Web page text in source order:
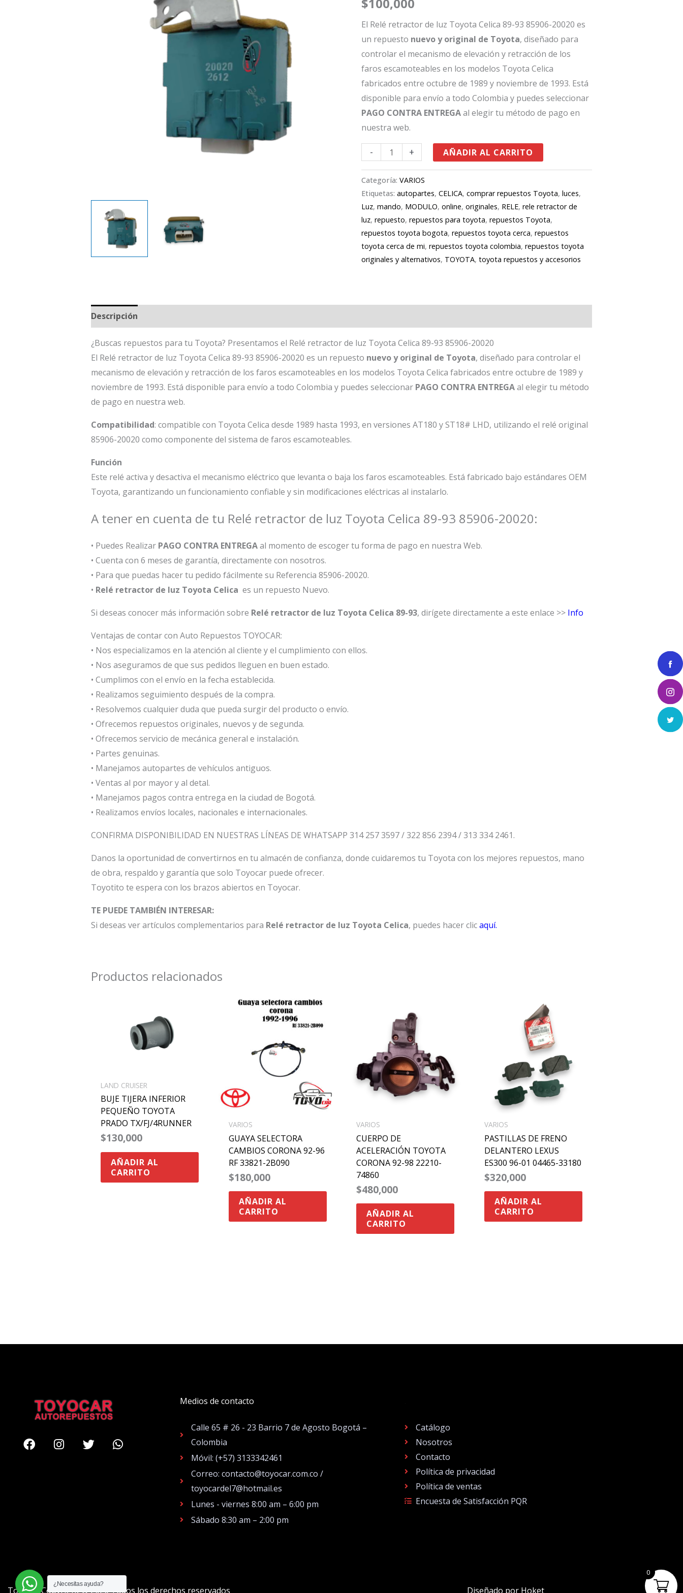
$100,000
El Relé retractor de luz Toyota Celica 89-93 85906-20020 es
un repuesto nuevo y original de Toyota, diseñado para
controlar el mecanismo de elevación y retracción de los
faros escamoteables en los modelos Toyota Celica
fabricados entre octubre de 1989 y noviembre de 1993. Está
disponible para envío a todo Colombia y puedes seleccionar
PAGO CONTRA ENTREGAal elegir tu método de pago en
nuestra web.
-
Toyota
Celica
89-
93
85906-
20020
cantidad
+ AÑADIR AL CARRITO
Categoría:VARIOS
Etiquetas:autopartes,CELICA,comprar repuestos Toyota,luces,
Luz,mando, MODULO,online,originales, RELE,rele retractor de
luz,repuesto,repuestos para toyota,repuestos Toyota,
repuestos toyota bogota,repuestos toyota cerca,repuestos
toyota cerca de mi,repuestos toyota colombia,repuestos toyota
originales y alternativos, TOYOTA,toyota repuestos y accesorios
Descripción
¿Buscas repuestos para tu Toyota? Presentamos el Relé retractor de luz Toyota Celica 89-93 85906-20020
El Relé retractor de luz Toyota Celica 89-93 85906-20020 es un repuesto nuevo y original de Toyota, diseñado para controlar el
mecanismo de elevación y retracción de los faros escamoteables en los modelos Toyota Celica fabricados entre octubre de 1989 y
noviembre de 1993. Está disponible para envío a todo Colombia y puedes seleccionar PAGO CONTRA ENTREGAal elegir tu método
de pago en nuestra web.
Compatibilidad: compatible con Toyota Celica desde 1989 hasta 1993, en versiones AT180 y ST18# LHD, utilizando el relé original
85906-20020 como componente del sistema de faros escamoteables.
Función
Este relé activa y desactiva el mecanismo eléctrico que levanta o baja los faros escamoteables. Está fabricado bajo estándares OEM
Toyota, garantizando un funcionamiento confiable y sin modificaciones eléctricas al instalarlo.
A tener en cuenta de tu Relé retractor de luz Toyota Celica 89-93 85906-20020:
• Puedes Realizar PAGO CONTRA ENTREGAal momento de escoger tu forma de pago en nuestra Web.
• Cuenta con 6 meses de garantía, directamente con nosotros.
• Para que puedas hacer tu pedido fácilmente su Referencia 85906-20020.
• Relé retractor de luz Toyota Celica es un repuesto Nuevo.
Si deseas conocer más información sobre Relé retractor de luz Toyota Celica 89-93, dirígete directamente a este enlace >> Info
Ventajas de contar con Auto Repuestos TOYOCAR:
• Nos especializamos en la atención al cliente y el cumplimiento con ellos.
• Nos aseguramos de que sus pedidos lleguen en buen estado.
• Cumplimos con el envío en la fecha establecida.
• Realizamos seguimiento después de la compra.
• Resolvemos cualquier duda que pueda surgir del producto o envío.
• Ofrecemos repuestos originales, nuevos y de segunda.
• Ofrecemos servicio de mecánica general e instalación.
• Partes genuinas.
• Manejamos autopartes de vehículos antiguos.
• Ventas al por mayor y al detal.
• Manejamos pagos contra entrega en la ciudad de Bogotá.
• Realizamos envíos locales, nacionales e internacionales.
CONFIRMA DISPONIBILIDAD EN NUESTRAS LÍNEAS DE WHATSAPP 314 257 3597 / 322 856 2394 / 313 334 2461.
Danos la oportunidad de convertirnos en tu almacén de confianza, donde cuidaremos tu Toyota con los mejores repuestos, mano
de obra, respaldo y garantía que solo Toyocar puede ofrecer.
Toyotito te espera con los brazos abiertos en Toyocar.
TE PUEDE TAMBIÉN INTERESAR:
Si deseas ver artículos complementarios para Relé retractor de luz Toyota Celica, puedes hacer clicaquí.
Productos relacionados
LAND CRUISER
BUJE TIJERA INFERIOR
PEQUEÑO TOYOTA
PRADO TX/FJ/4RUNNER
$130,000
AÑADIR AL
CARRITO
VARIOS
GUAYA SELECTORA
CAMBIOS CORONA 92-96
RF 33821-2B090
$180,000
AÑADIR AL
CARRITO
VARIOS
CUERPO DE
ACELERACIÓN TOYOTA
CORONA 92-98 22210-
74860
$480,000
AÑADIR AL
CARRITO
VARIOS
PASTILLAS DE FRENO
DELANTERO LEXUS
ES300 96-01 04465-33180
$320,000
AÑADIR AL
CARRITO
FacebookInstagram
TwitterWhatsapp
Medios de contacto
Calle 65 # 26 - 23 Barrio 7 de Agosto Bogotá –
Colombia
Móvil: (+57) 3133342461
Correo: contacto@toyocar.com.co /
toyocardel7@hotmail.es
Lunes - viernes 8:00 am – 6:00 pm
Sábado 8:30 am – 2:00 pm
Catálogo
Nosotros
Contacto
Política de privacidad
Política de ventas
Encuesta de Satisfacción PQR
Toyocar Copyright © 2026 Todos los derechos reservados Diseñado por Hoket
¿Necesitas ayuda?
0